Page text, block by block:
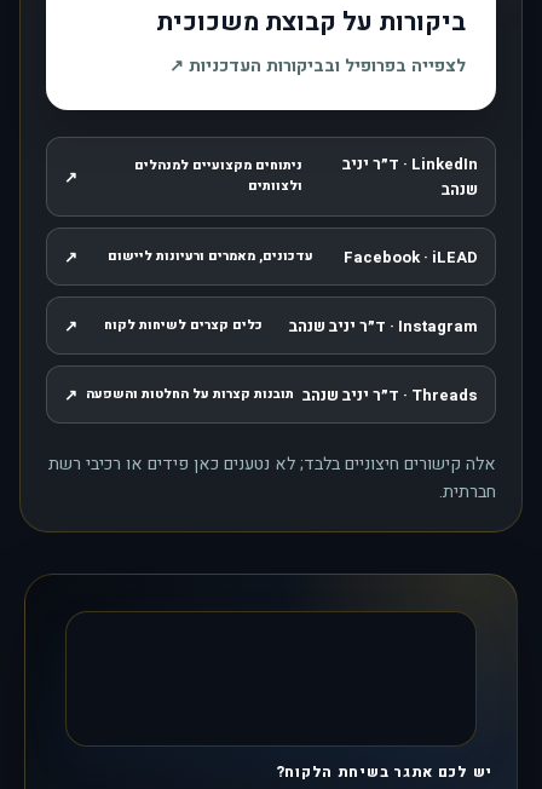
ביקורות על קבוצת משכוכית
לצפייה בפרופיל ובביקורות העדכניות ↗
LinkedIn · ד״ר יניב
שנהב
ניתוחים מקצועיים למנהלים
ולצוותים
↗ , נפתח בחלון חדש
Facebook · iLEAD עדכונים, מאמרים ורעיונות ליישום ↗ , נפתח בחלון חדש
Instagram · ד״ר יניב שנהב כלים קצרים לשיחות לקוח ↗ , נפתח בחלון חדש
Threads · ד״ר יניב שנהב תובנות קצרות על החלטות והשפעה ↗ , נפתח בחלון חדש
אלה קישורים חיצוניים בלבד; לא נטענים כאן פידים או רכיבי רשת
חברתית.
יש לכם אתגר בשיחת הלקוח?